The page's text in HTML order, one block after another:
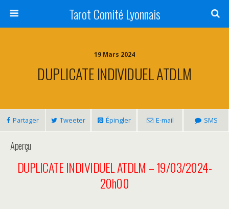
Tarot Comité Lyonnais
19 Mars 2024
DUPLICATE INDIVIDUEL ATDLM
Partager Tweeter Épingler E-mail SMS
Aperçu
DUPLICATE INDIVIDUEL ATDLM – 19/03/2024-
20h00